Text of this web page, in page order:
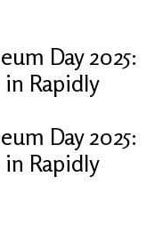
Day 2025:
Rapidly
Day 2025:
Rapidly